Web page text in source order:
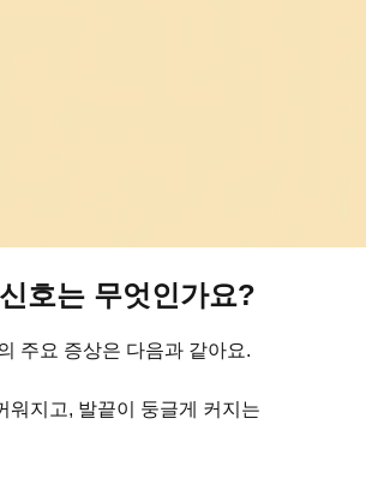
호는 무엇인가요?
주요 증상은 다음과 같아요.
워지고, 발끝이 둥글게 커지는